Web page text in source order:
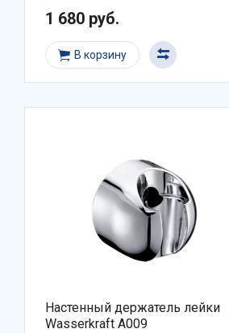
1 680 руб.
В корзину
Настенный держатель лейки
Wasserkraft A009